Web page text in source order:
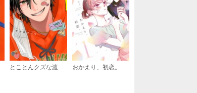
購入する
とことんクズな渡良瀬なのに おかえり、初恋。